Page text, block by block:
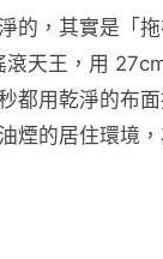
的，其實是「
天王，用
都用乾淨的布
煙的居住環境